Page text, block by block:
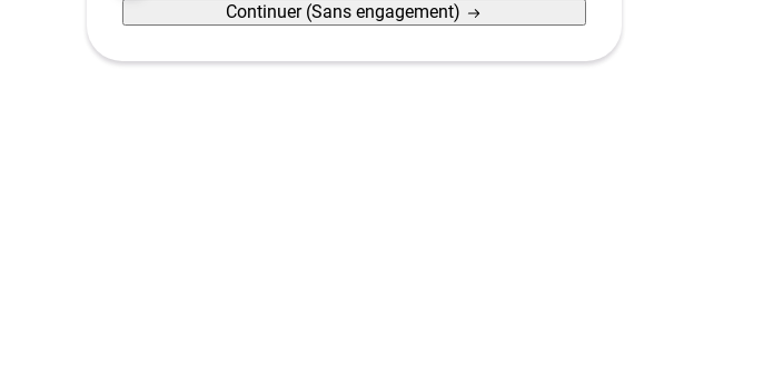
Continuer (Sans engagement)